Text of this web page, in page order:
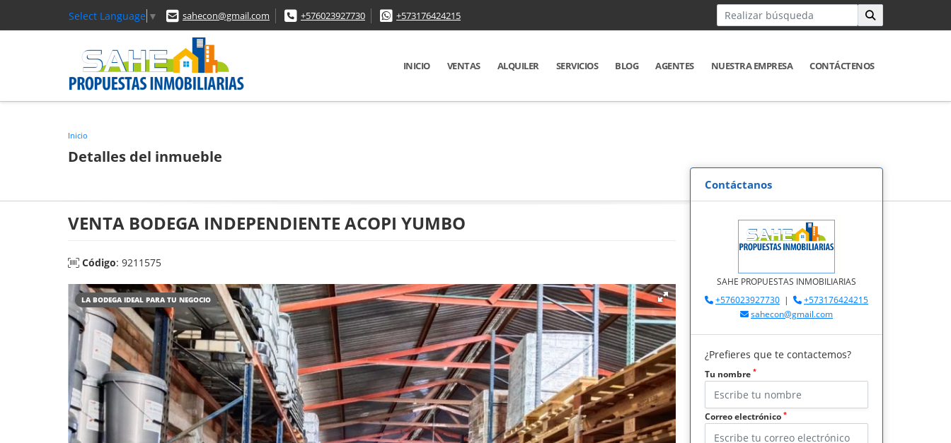
Select Language ▼ sahecon@gmail.com +576023927730 +573176424215
INICIO VENTAS ALQUILER SERVICIOS BLOG AGENTES NUESTRA EMPRESA CONTÁCTENOS
Inicio
Detalles del inmueble
VENTA BODEGA INDEPENDIENTE ACOPI YUMBO
Código: 9211575
LA BODEGA IDEAL PARA TU NEGOCIO
Contáctanos
SAHE PROPUESTAS INMOBILIARIAS
+576023927730 |
+573176424215
sahecon@gmail.com
¿Prefieres que te contactemos?
Tu nombre *
Correo electrónico *